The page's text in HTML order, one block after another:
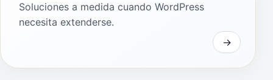
Soluciones a medida cuando WordPress
necesita extenderse.